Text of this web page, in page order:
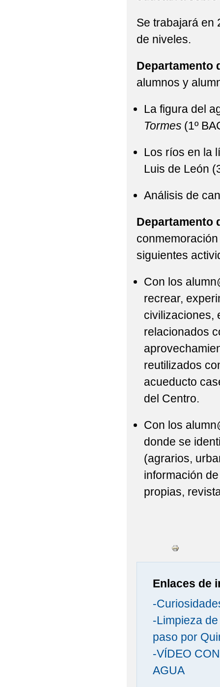
Se trabajará en
de niveles.
Departamento
alumnos y
La figura del
Tormes (1º
Los ríos en la
Luis de León
Análisis de
Departamento
siguientes
Con los
recrear,
civilizaciones,
relacionados
reutilizados
acueducto
del Centro.
Con los
donde se
(agrarios,
información
propias,
Enlaces de
-
-Limpieza
paso por
-VÍDEO
AGUA